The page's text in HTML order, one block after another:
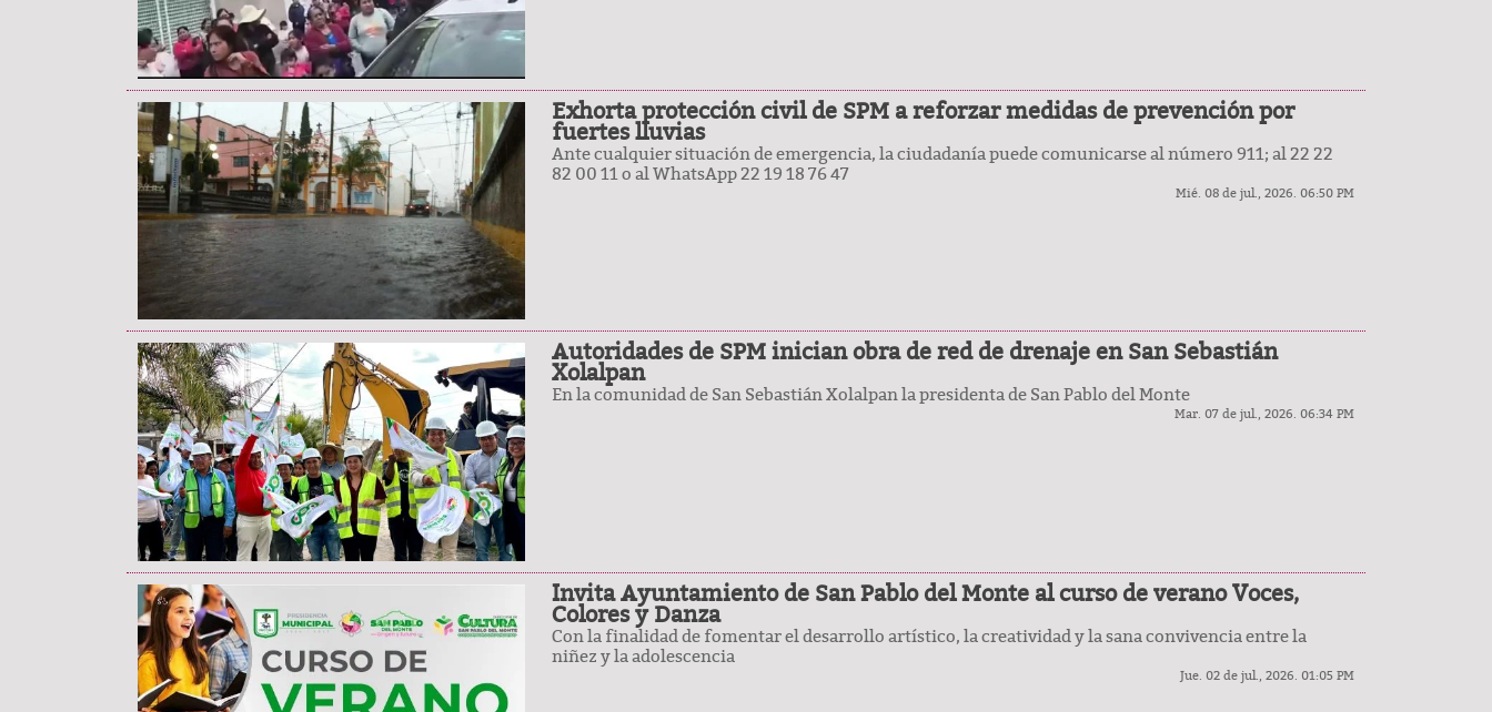
Exhorta protección civil de SPM a reforzar medidas de prevención por
fuertes lluvias
Ante cualquier situación de emergencia, la ciudadanía puede comunicarse al número 911; al 22 22
82 00 11 o al WhatsApp 22 19 18 76 47
Mié. 08 de jul., 2026. 06:50 PM
Autoridades de SPM inician obra de red de drenaje en San Sebastián
Xolalpan
En la comunidad de San Sebastián Xolalpan la presidenta de San Pablo del Monte
Mar. 07 de jul., 2026. 06:34 PM
Invita Ayuntamiento de San Pablo del Monte al curso de verano Voces,
Colores y Danza
Con la finalidad de fomentar el desarrollo artístico, la creatividad y la sana convivencia entre la
niñez y la adolescencia
Jue. 02 de jul., 2026. 01:05 PM